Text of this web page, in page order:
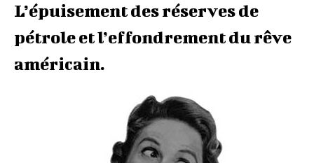
L’épuisement des réserves de
pétrole et l’effondrement du rêve
américain.